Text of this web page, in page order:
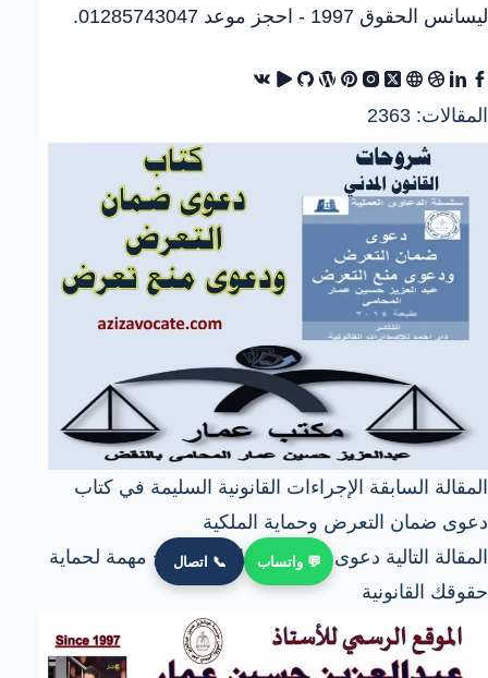
ليسانس الحقوق 1997 - احجز موعد 01285743047.
المقالات: 2363
المقالة السابقة الإجراءات القانونية السليمة في كتاب
دعوى ضمان التعرض وحماية الملكية
المقالة التالية دعوى قسمة العقارات نصائح مهمة لحماية
حقوقك القانونية
💬 واتساب 📞 اتصال